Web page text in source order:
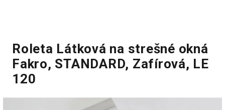
Roleta Látková na strešné okná
Fakro, STANDARD, Zafírová, LE
120